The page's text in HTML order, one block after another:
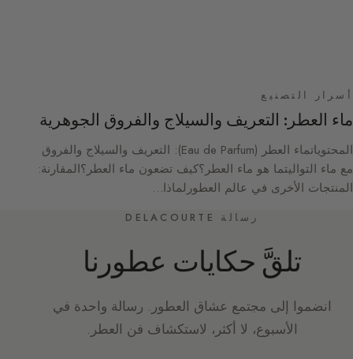
أسرار التصنيع
ماء العطر: التعريف والسيلاج والفروق الجوهرية
المحتوياتماء العطر (Eau de Parfum): التعريف والسيلاج والفروق
مع ماء التواليتما هو ماء العطر؟كيف تضعون ماء العطر؟المقارنة:
المنتجات الأخرى في عالم العطورلماذا…
رسالة DELACOURTE
تلقَّ حكايات عطورنا
انضموا إلى مجتمع عشاق العطور. رسالة واحدة في
الأسبوع، لا أكثر، لاستكشاف فن العطر.